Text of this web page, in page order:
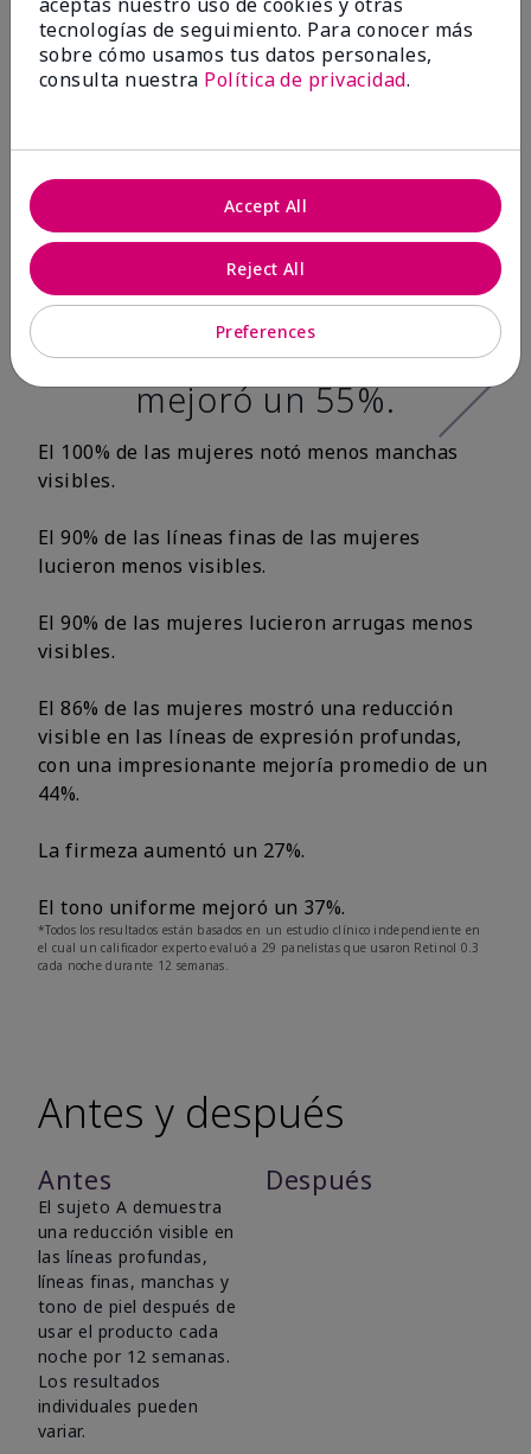
Después de 12
100% de las
mujeres tuvo una
apariencia más
tersa en la textura
de la piel y la
suavidad de la piel
mejoró un 55%.
El 100% de las mujeres notó menos manchas
visibles.
El 90% de las líneas finas de las mujeres
lucieron menos visibles.
El 90% de las mujeres lucieron arrugas menos
visibles.
El 86% de las mujeres mostró una reducción
visible en las líneas de expresión profundas,
con una impresionante mejoría promedio de un
44%.
La firmeza aumentó un 27%.
El tono uniforme mejoró un 37%.
*Todos los resultados están basados en un estudio clínico independiente en
el cual un calificador experto evaluó a 29 panelistas que usaron Retinol 0.3
cada noche durante 12 semanas.
Antes y después
Antes Después
El sujeto A demuestra
una reducción visible en
las líneas profundas,
líneas finas, manchas y
tono de piel después de
usar el producto cada
noche por 12 semanas.
Los resultados
individuales pueden
variar.
tecnologías de seguimiento. Para conocer más
sobre cómo usamos tus datos personales,
consulta nuestra Política de privacidad.
Preferences
Reject All
Accept All